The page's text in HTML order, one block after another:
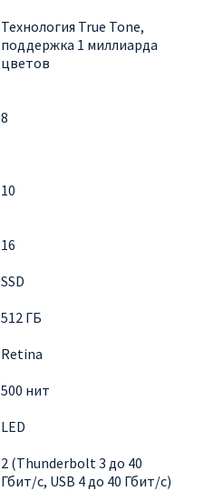
Технология True Tone,
поддержка 1 миллиарда
цветов
8
10
16
SSD
512 ГБ
Retina
500 нит
LED
2 (Thunderbolt 3 до 40
Гбит/с, USB 4 до 40 Гбит/с)